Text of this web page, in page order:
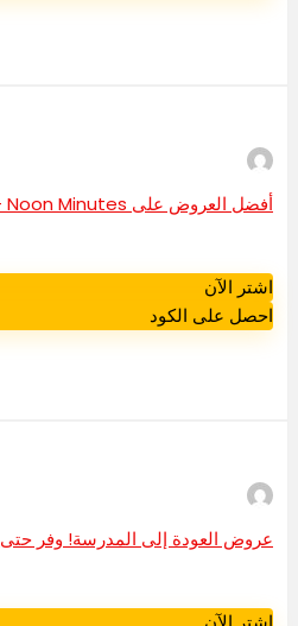
أفضل العروض على Noon Minutes – خصم يصل إلى 65% مع أكواد خصم Noon Minutes الإمارات العربية المتحدة
اشتر الآن
احصل على الكود
عروض العودة إلى المدرسة! وفر حتى 70% خصمًا مع كوبونات وخصومات Temu | كود خصم Temu الإمارات العربية المتحدة